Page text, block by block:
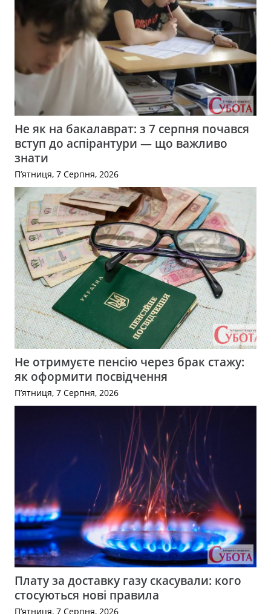
Не як на бакалаврат: з 7 серпня почався
вступ до аспірантури — що важливо
знати
П’ятниця, 7 Серпня, 2026
Не отримуєте пенсію через брак стажу:
як оформити посвідчення
П’ятниця, 7 Серпня, 2026
Плату за доставку газу скасували: кого
стосуються нові правила
П’ятниця, 7 Серпня, 2026